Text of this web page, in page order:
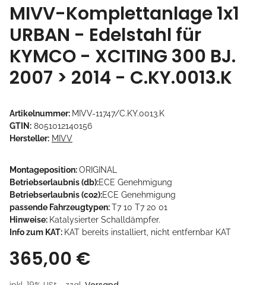
MIVV-Komplettanlage 1x1
URBAN - Edelstahl für
KYMCO - XCITING 300 BJ.
2007 > 2014 - C.KY.0013.K
Artikelnummer: MIVV-11747/C.KY.0013.K
GTIN: 8051012140156
Hersteller: MIVV
Montageposition:ORIGINAL
Betriebserlaubnis (db):ECE Genehmigung
Betriebserlaubnis (co2):ECE Genehmigung
passende Fahrzeugtypen:T7 10 T7 20 01
Hinweise: Katalysierter Schalldämpfer.
Info zum KAT: KAT bereits installiert, nicht entfernbar KAT
365,00 €